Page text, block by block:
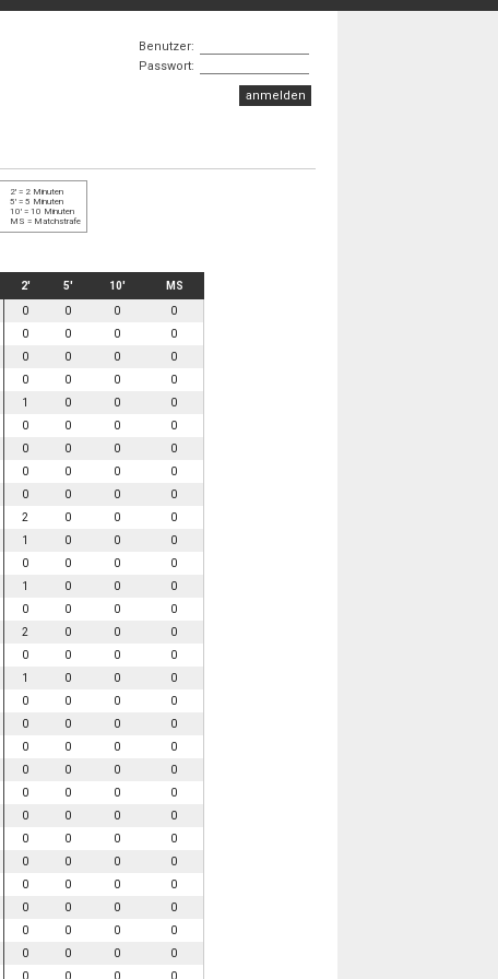
Benutzer:
Passwort:
2' = 2 Minuten
5' = 5 Minuten
10' = 10 Minuten
MS = Matchstrafe
2' 5' 10' MS
0 0 0
0
0 0 0
0
0 0 0
0
0 0 0
0
1 0 0
0
0 0 0
0
0 0 0
0
0 0 0
0
0 0 0
0
2 0 0
0
1 0 0
0
0 0 0
0
1 0 0
0
0 0 0
0
2 0 0
0
0 0 0
0
1 0 0
0
0 0 0
0
0 0 0
0
0 0 0
0
0 0 0
0
0 0 0
0
0 0 0
0
0 0 0
0
0 0 0
0
0 0 0
0
0 0 0
0
0 0 0
0
0 0 0
0
0 0 0 0